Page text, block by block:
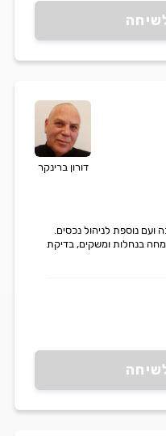
דורון ברינקר
ועם נוספת לניהול נכסים.
בתחום. מומחה בנחלות ומשקים, בדיקת